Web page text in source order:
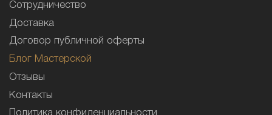
Сотрудничество
Доставка
Договор публичной оферты
Блог Мастерской
Отзывы
Контакты
Политика конфиденциальности